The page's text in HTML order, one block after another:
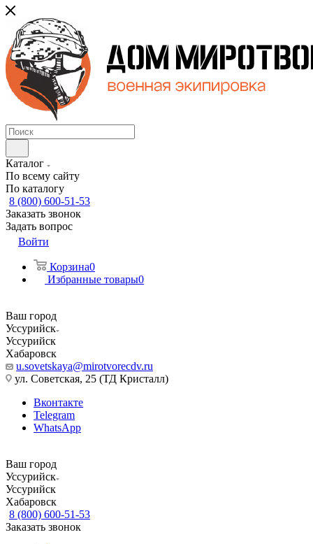
Каталог
По всему сайту
По каталогу
8 (800) 600-51-53
Заказать звонок
Задать вопрос
Войти
Корзина0
Избранные товары0
Ваш город
Уссурийск
Уссурийск
Хабаровск
u.sovetskaya@mirotvorecdv.ru
ул. Советская, 25 (ТД Кристалл)
Вконтакте
Telegram
WhatsApp
Ваш город
Уссурийск
Уссурийск
Хабаровск
8 (800) 600-51-53
Заказать звонок